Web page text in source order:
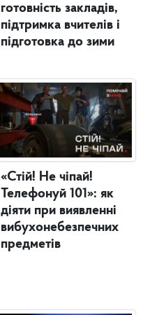
готовність закладів,
підтримка вчителів і
підготовка до зими
«Стій! Не чіпай!
Телефонуй 101»: як
діяти при виявленні
вибухонебезпечних
предметів